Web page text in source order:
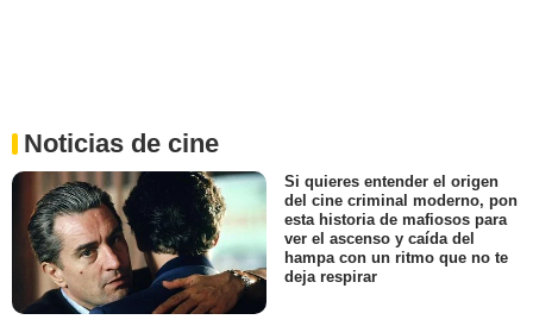
Noticias de cine
Si quieres entender el origen
del cine criminal moderno, pon
esta historia de mafiosos para
ver el ascenso y caída del
hampa con un ritmo que no te
deja respirar